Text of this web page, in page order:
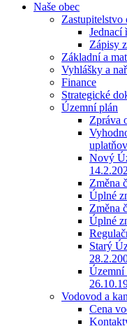
Naše obec
Zastupitelstvo
Jednací
Zápisy
Základní a
Vyhlášky a
Finance
Strategické
Územní plán
Zpráva
Nový
Změna
Úplné
Změna
Úplné
Starý
Územní
Vodovod a
Cena